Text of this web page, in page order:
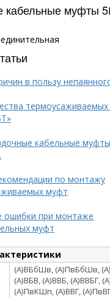
кабельные муфты
в пользу
термоусаживаемых
кабельные
по монтажу
муфт
ошибки при монтаже
муфт
(А)ВБбШв, (А)ПвБбШв,
(А)ВБВ, (А)ВВБ, (А)ВВБГ,
(А)ПвКШп, (А)ВВГ,